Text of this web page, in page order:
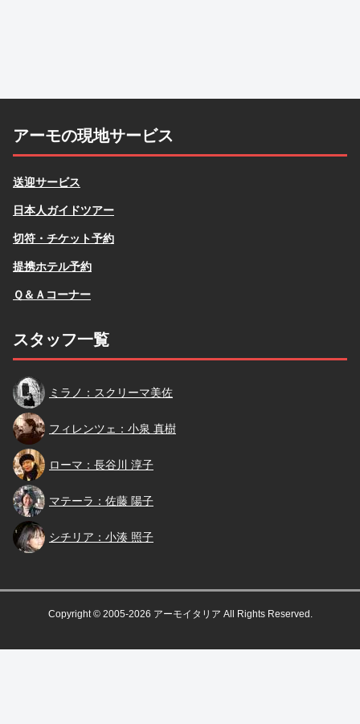
アーモの現地サービス
送迎サービス
日本人ガイドツアー
切符・チケット予約
提携ホテル予約
Ｑ＆Ａコーナー
スタッフ一覧
スクリーマ
ミラノ：スクリーマ美佐
小泉
フィレンツェ：小泉 真樹
長谷川
ローマ：長谷川 淳子
佐藤
マテーラ：佐藤 陽子
小湊
シチリア：小湊 照子
Copyright © 2005-2026 アーモイタリア All Rights Reserved.